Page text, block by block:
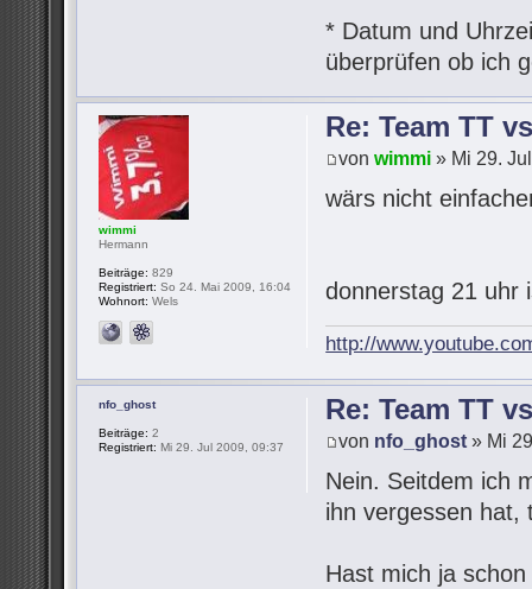
* Datum und
überprüfen ob ich
Re: Team TT
vonwimmi » Mi 29.
wärs nicht
donnerstag 21 uhr
http://
wimmi
Hermann
Beiträge: 829
Registriert: So 24. Mai 2009, 16:04
Wohnort: Wels
Re: Team TT
von nfo_ghost » Mi
Nein. Seitdem ich
ihn vergessen
Hast mich ja
nfo_ghost
Beiträge: 2
Registriert: Mi 29. Jul 2009, 09:37